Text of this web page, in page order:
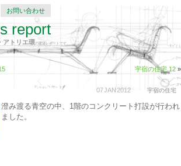
お問い合わせ
report
アトリエ環の建築レポートです。
宇宿の住宅.12 »
07JAN2012 宇宿の住宅
澄み渡る青空の中、1階のコンクリート打設が行われ
ました。